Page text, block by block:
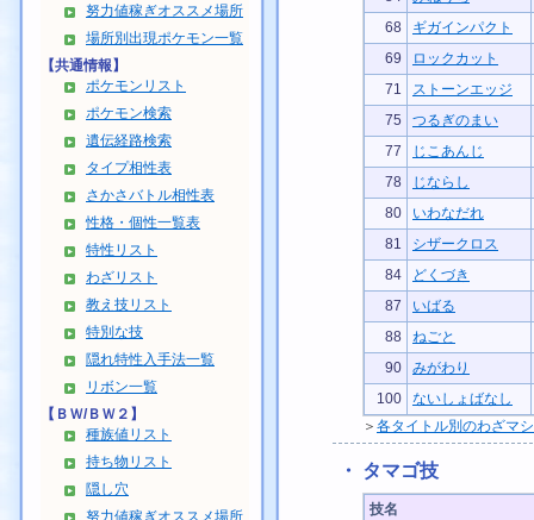
努力値稼ぎオススメ場所
場所別出現ポケモン一覧
【共通情報】
ポケモンリスト
ポケモン検索
遺伝経路検索
タイプ相性表
さかさバトル相性表
性格・個性一覧表
特性リスト
わざリスト
教え技リスト
特別な技
隠れ特性入手法一覧
リボン一覧
【ＢＷ/ＢＷ２】
種族値リスト
持ち物リスト
隠し穴
努力値稼ぎオススメ場所
68
ギガインパクト
69
ロックカット
71
ストーンエッジ
75
つるぎのまい
77
じこあんじ
78
じならし
80
いわなだれ
81
シザークロス
84
どくづき
87
いばる
88
ねごと
90
みがわり
100
ないしょばなし
＞ 各タイトル別のわざマ
・ タマゴ技
技名